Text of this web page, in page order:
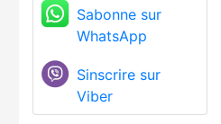
Sabonne sur
WhatsApp
Sinscrire sur
Viber